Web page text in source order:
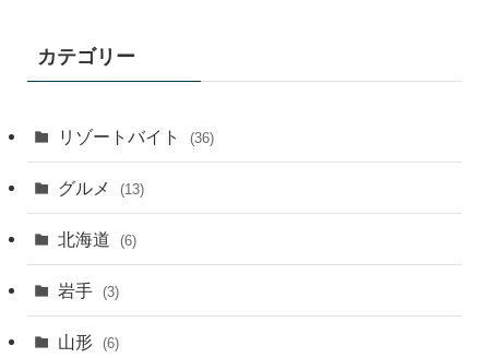
ブ
カテゴリー
リゾートバイト (36)
グルメ (13)
北海道 (6)
岩手 (3)
山形 (6)